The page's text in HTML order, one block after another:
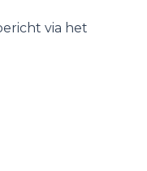
via het